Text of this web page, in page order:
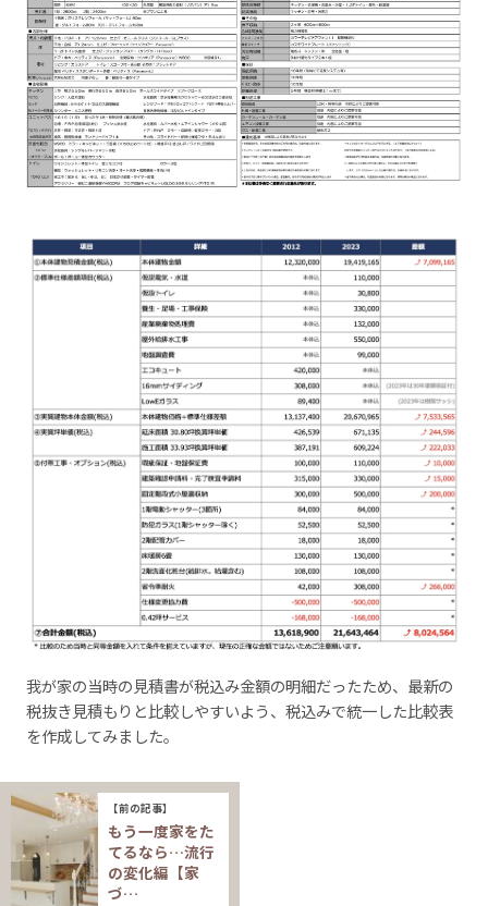
我が家の当時の見積書が税込み金額の明細だったため、最新の
税抜き見積もりと比較しやすいよう、税込みで統一した比較表
を作成してみました。
【前の記事】
もう一度家をた
てるなら…流行
の変化編【家
づ…